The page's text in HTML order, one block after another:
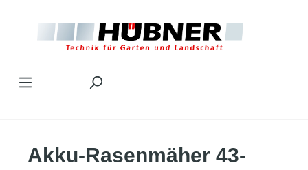
Akku-Rasenmäher 43-